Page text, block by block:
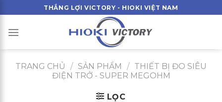
to
content
THẮNG LỢI VICTORY - HIOKI VIỆT NAM
TRANG CHỦ / SẢN PHẨM / THIẾT BỊ ĐO SIÊU
ĐIỆN TRỞ - SUPER MEGOHM
LỌC